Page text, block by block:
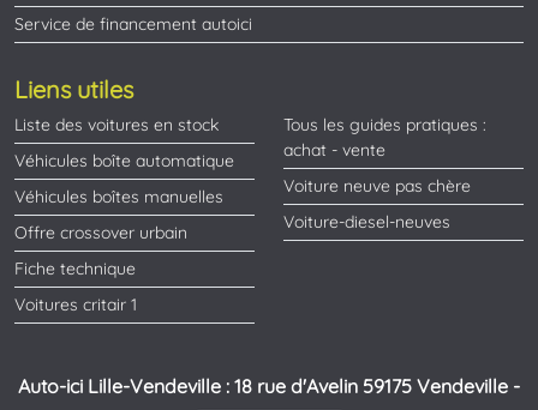
Service de financement autoici
Liens utiles
Liste des voitures en stock
Véhicules boîte automatique
Véhicules boîtes manuelles
Offre crossover urbain
Fiche technique
Voitures critair 1
Tous les guides pratiques :
achat - vente
Voiture neuve pas chère
Voiture-diesel-neuves
Auto-ici Lille-Vendeville : 18 rue d'Avelin 59175 Vendeville -